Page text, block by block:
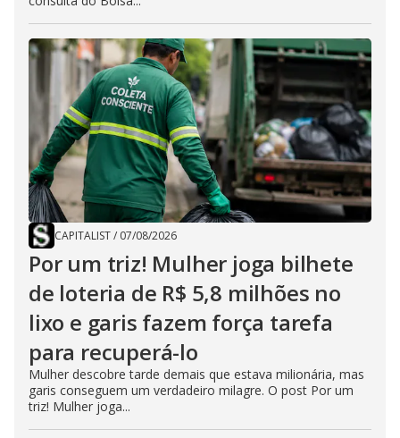
CAPITALIST/ 07/08/2026
Por um triz! Mulher joga bilhete
de loteria de R$ 5,8 milhões no
lixo e garis fazem força tarefa
para recuperá-lo
Mulher descobre tarde demais que estava milionária, mas
garis conseguem um verdadeiro milagre. O post Por um
triz! Mulher joga...